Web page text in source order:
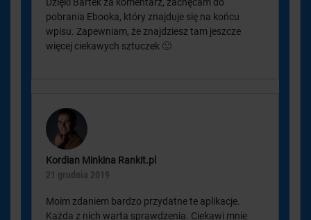
pobrania Ebooka, który znajduje się na końcu
wpisu. Zapewniam, że znajdziesz tam jeszcze
więcej ciekawych sztuczek 🙂
Kordian Minkina Rankit.pl
21 grudnia 2019
Moim zdaniem bardzo przydatne te aplikacje.
Każda z nich warta sprawdzenia. Ciekawi mnie